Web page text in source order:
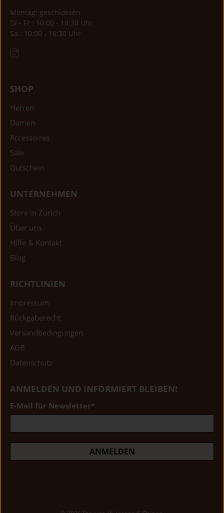
Montag: geschlossen
Di - Fr : 10:00 - 18:30 Uhr
Sa : 10:00 - 16:30 Uhr
SHOP
Herren
Damen
Accessoires
Sale
Gutschein
UNTERNEHMEN
Store in Zürich
Über uns
Hilfe & Kontakt
Blog
RICHTLINIEN
Impressum
Rückgaberecht
Versandbedingungen
AGB
Datenschutz
ANMELDEN UND INFORMIERT BLEIBEN!
E-Mail für Newsletter*
ANMELDEN